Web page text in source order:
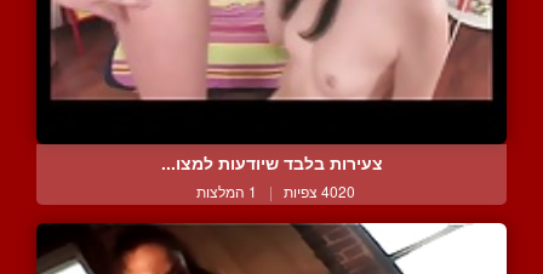
צעירות בלבד שיודעות למצו...
4020 צפיות | 1 המלצות